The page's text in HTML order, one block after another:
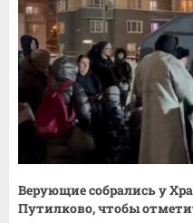
Верующие собрались у
Путилково, чтобы